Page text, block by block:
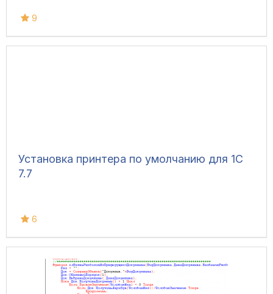
9
Установка принтера по умолчанию для 1С
7.7
6